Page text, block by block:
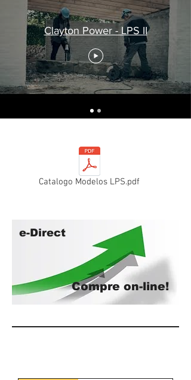
Clayton Power - LPS II
Catalogo Modelos LPS.pdf
e-Direct
Compre on-line!